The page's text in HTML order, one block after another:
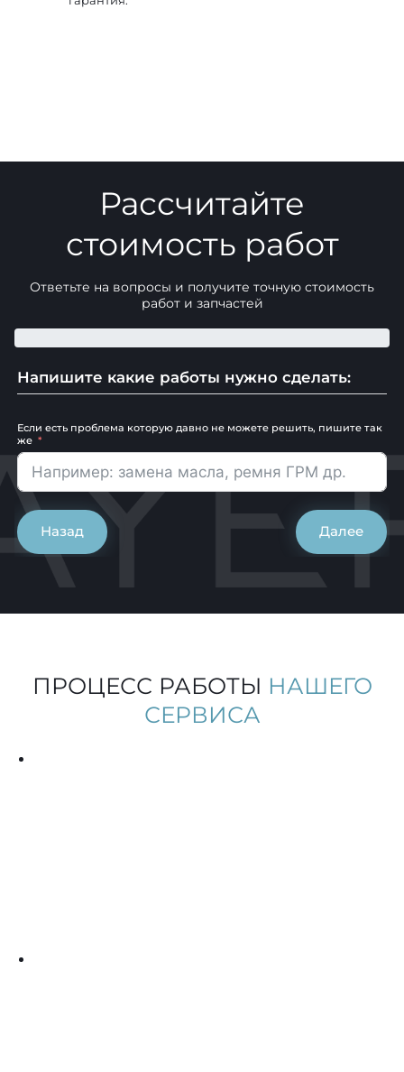
Рассчитайте
стоимость работ
Ответьте на вопросы и получите точную стоимость
работ и запчастей
Напишите какие работы нужно сделать:
Если есть проблема которую давно не можете решить, пишите так
же
Назад Далее
ПРОЦЕСС РАБОТЫ НАШЕГО
СЕРВИСА